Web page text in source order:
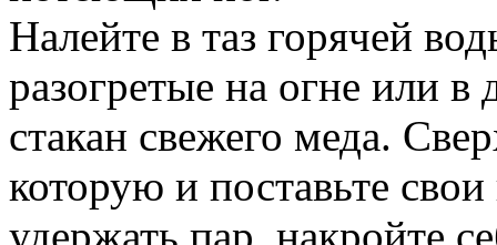
Налейте в таз горячей
разогретые на огне или в
стакан свежего меда.
которую и поставьте